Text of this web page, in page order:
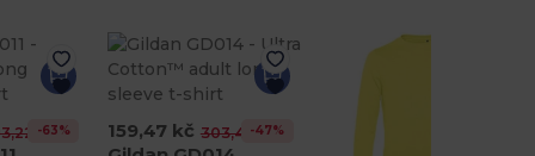
kč
-63% 159,47 kč 303,45 kč
-47%